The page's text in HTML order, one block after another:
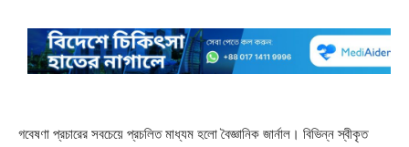
গবেষণা প্রচারের সবচেয়ে প্রচলিত মাধ্যম হলো বৈজ্ঞানিক জার্নাল। বিভিন্ন স্বীকৃত